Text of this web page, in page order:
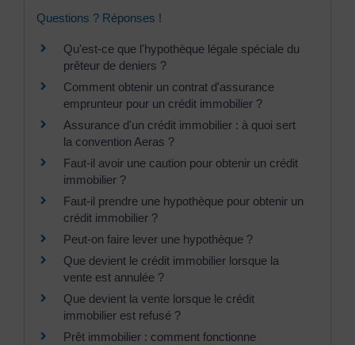
Questions ? Réponses !
Qu'est-ce que l'hypothèque légale spéciale du
prêteur de deniers ?
Comment obtenir un contrat d'assurance
emprunteur pour un crédit immobilier ?
Assurance d'un crédit immobilier : à quoi sert
la convention Aeras ?
Faut-il avoir une caution pour obtenir un crédit
immobilier ?
Faut-il prendre une hypothèque pour obtenir un
crédit immobilier ?
Peut-on faire lever une hypothèque ?
Que devient le crédit immobilier lorsque la
vente est annulée ?
Que devient la vente lorsque le crédit
immobilier est refusé ?
Prêt immobilier : comment fonctionne